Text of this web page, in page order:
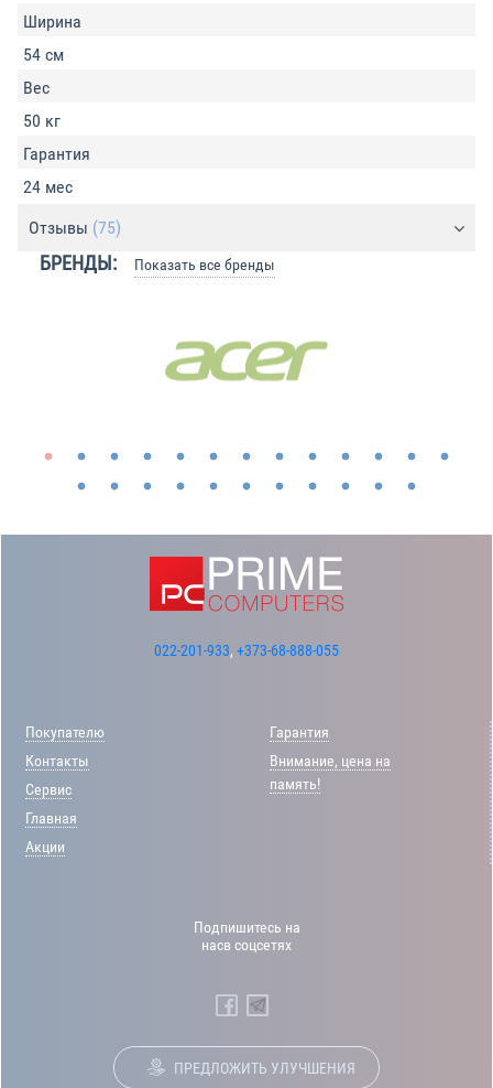
Ширина
54 см
Вес
50 кг
Гарантия
24 мес
Отзывы (75)
БРЕНДЫ: Показать все бренды
022-201-933, +373-68-888-055
Покупателю
Контакты
Сервис
Главная
Акции
Гарантия
Внимание, цена на
память!
Подпишитесь на
насв соцсетях
ПРЕДЛОЖИТЬ УЛУЧШЕНИЯ